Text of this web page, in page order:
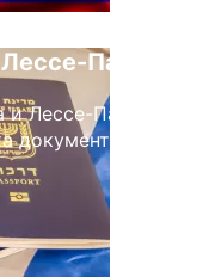
Пассе
Лессе-Пассе,
документов в